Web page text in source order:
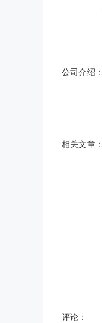
公司介绍：
相关文章：
评论：